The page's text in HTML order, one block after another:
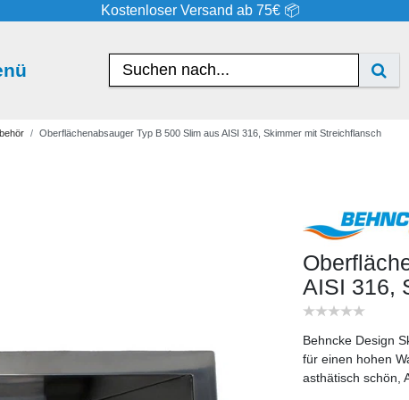
Kostenloser Versand ab 75€ 📦
Oberflächenabsauger Typ B 500 Slim aus AISI 316, Skimmer mit Streichflansch
AISI 316,
Behncke Design
für einen hohen
asthätisch schön,